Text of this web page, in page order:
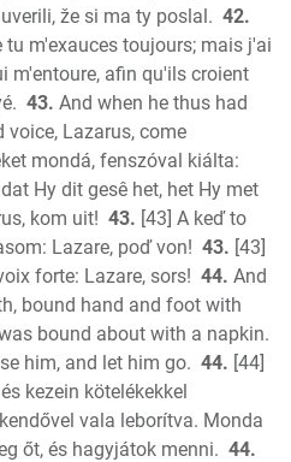
že si ma ty poslal. 42.
tu m'exauces toujours; mais j'ai
m'entoure, afin qu'ils croient
43. And when he thus had
voice, Lazarus, come
mondá, fenszóval kiálta:
Hy dit gesê het, het Hy met
kom uit! 43. [43] A keď to
Lazare, poď von! 43. [43]
forte: Lazare, sors! 44. And
bound hand and foot with
bound about with a napkin.
him, and let him go. 44. [44]
kezein kötelékekkel
vala leborítva. Monda
őt, és hagyjátok menni. 44.